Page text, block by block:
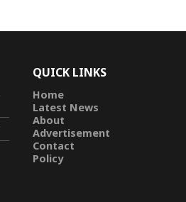
QUICK LINKS
Home
Latest News
About
Advertisement
Contact
Policy